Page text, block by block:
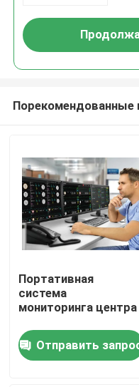
Дом
Продукты
Видео
Порекомендованные
Портативная
система
мониторинга центра
Отправить